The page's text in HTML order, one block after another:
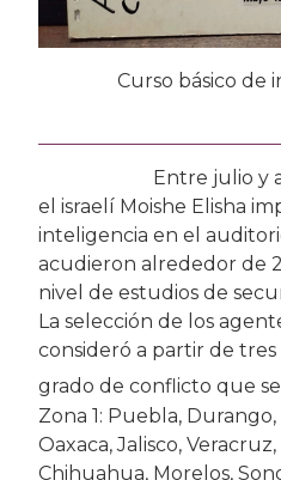
Curso básico de
Entre julio y
el israelí Moishe Elisha
inteligencia en el
acudieron alrededor de
nivel de estudios de
La selección de los
consideró a partir de tres
grado de conflicto que se
Zona 1: Puebla,
Oaxaca, Jalisco,
Chihuahua, Morelos,